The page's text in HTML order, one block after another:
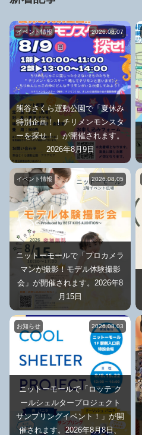
イベント情報 2026.08.07
熊谷さくら運動公園で「夏休み
特別企画！！チリメンモンスタ
ーを探せ！」が開催されます。
2026年8月9日
イベント情報 2026.08.05
ニットーモールで「プロカメラ
マンが撮影！モデル体験撮影
会」が開催されます。2026年8
月15日
お知らせ 2026.08.03
ニットーモールで「ロッテ ク
ールシェルタープロジェクト
サンプリングイベント！」が開
催されます。2026年8月8日、